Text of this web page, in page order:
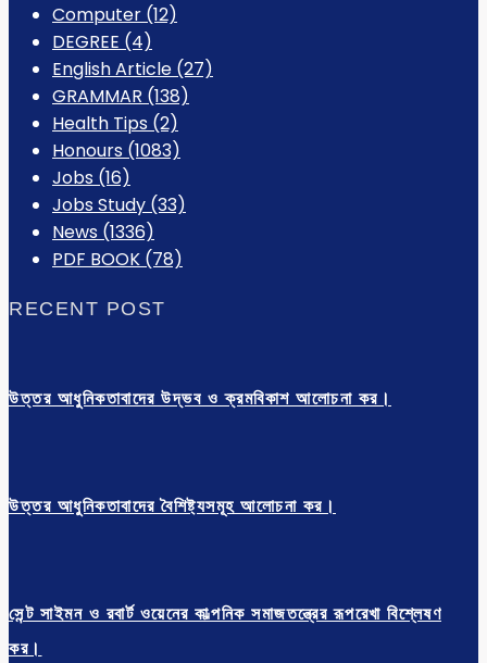
Computer (12)
DEGREE (4)
English Article (27)
GRAMMAR (138)
Health Tips (2)
Honours (1083)
Jobs (16)
Jobs Study (33)
News (1336)
PDF BOOK (78)
RECENT POST
উত্তর আধুনিকতাবাদের উদ্ভব ও ক্রমবিকাশ আলোচনা কর।
উত্তর আধুনিকতাবাদের বৈশিষ্ট্যসমূহ আলোচনা কর।
সেন্ট সাইমন ও রবার্ট ওয়েনের কাল্পনিক সমাজতন্ত্রের রূপরেখা বিশ্লেষণ
কর।